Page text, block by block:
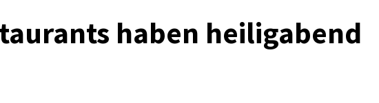
haben heiligabend